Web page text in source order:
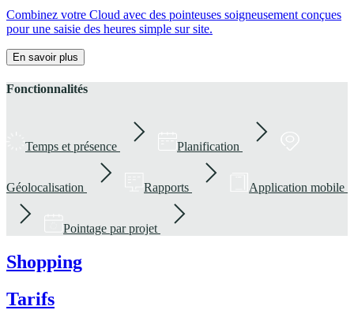
Combinez votre Cloud avec des pointeuses soigneusement conçues
pour une saisie des heures simple sur site.
En savoir plus
Fonctionnalités
Temps et présence Planification
Géolocalisation Rapports Application mobile
Pointage par projet
Shopping
Tarifs